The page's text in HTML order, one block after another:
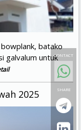
CONTACT
SHARE
batako
galvalum untuk
2025